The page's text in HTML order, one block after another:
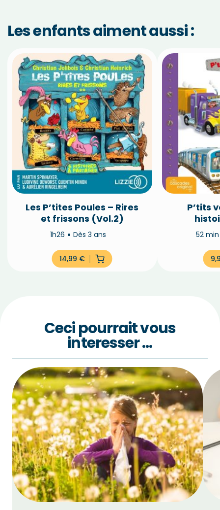
Les enfants aiment aussi :
Les P’tites Poules – Rires
et frissons (Vol.2)
1h26 Dès 3 ans
14,99 €
P’tits
52
Ceci pourrait vous
interesser …